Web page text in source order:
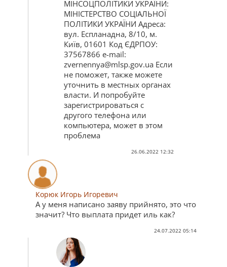
МІНСОЦПОЛІТИКИ УКРАЇНИ:
МІНІСТЕРСТВО СОЦІАЛЬНОЇ
ПОЛІТИКИ УКРАЇНИ Адреса:
вул. Еспланадна, 8/10, м.
Київ, 01601 Код ЄДРПОУ:
37567866 e-mail:
zvernennya@mlsp.gov.ua Если
не поможет, также можете
уточнить в местных органах
власти. И попробуйте
зарегистрироваться с
другого телефона или
компьютера, может в этом
проблема
26.06.2022 12:32
Корюк Игорь Игоревич
А у меня написано заяву прийнято, это что
значит? Что выплата придет иль как?
24.07.2022 05:14